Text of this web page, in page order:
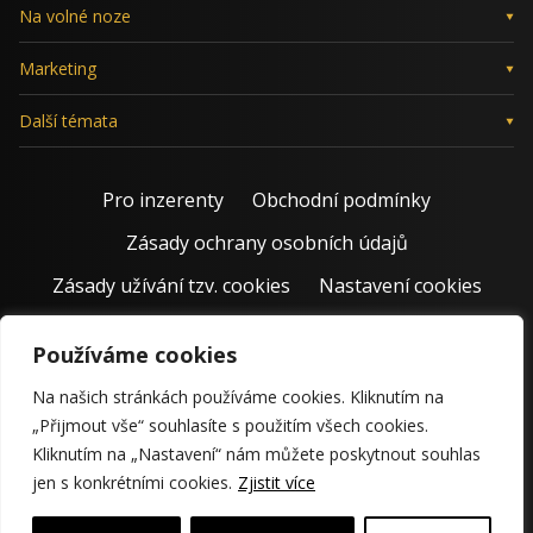
Používáme cookies
Na našich stránkách používáme cookies. Kliknutím na
„Přijmout vše“ souhlasíte s použitím všech cookies.
Kliknutím na „Nastavení“ nám můžete poskytnout souhlas
jen s konkrétními cookies. Zjistit více
Na volné noze
Marketing
Další témata
Pro inzerenty
Obchodní podmínky
Zásady ochrany osobních údajů
Zásady užívání tzv. cookies
Nastavení cookies
© 2011 – 2026 Jiří Rostecký | Inspiruje české podnikatele už 15
krásných let.